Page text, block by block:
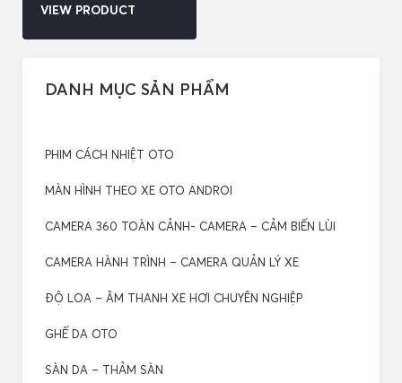
VIEW PRODUCT
DANH MỤC SẢN PHẨM
PHIM CÁCH NHIỆT OTO
MÀN HÌNH THEO XE OTO ANDROI
CAMERA 360 TOÀN CẢNH- CAMERA – CẢM BIẾN LÙI
CAMERA HÀNH TRÌNH – CAMERA QUẢN LÝ XE
ĐỘ LOA – ÂM THANH XE HƠI CHUYÊN NGHIỆP
GHẾ DA OTO
SÀN DA – THẢM SÀN